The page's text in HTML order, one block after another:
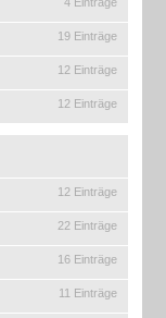
19 Einträge
12 Einträge
12 Einträge
12 Einträge
22 Einträge
16 Einträge
11 Einträge